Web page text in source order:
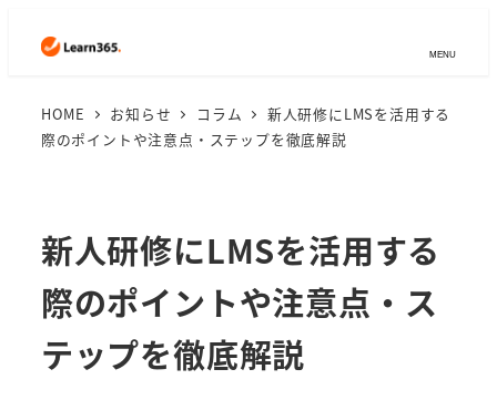
MENU
HOME お知らせ コラム
新人研修にLMSを活用する
際のポイントや注意点・ステップを徹底解説
新人研修にLMSを活用する
際のポイントや注意点・ス
テップを徹底解説